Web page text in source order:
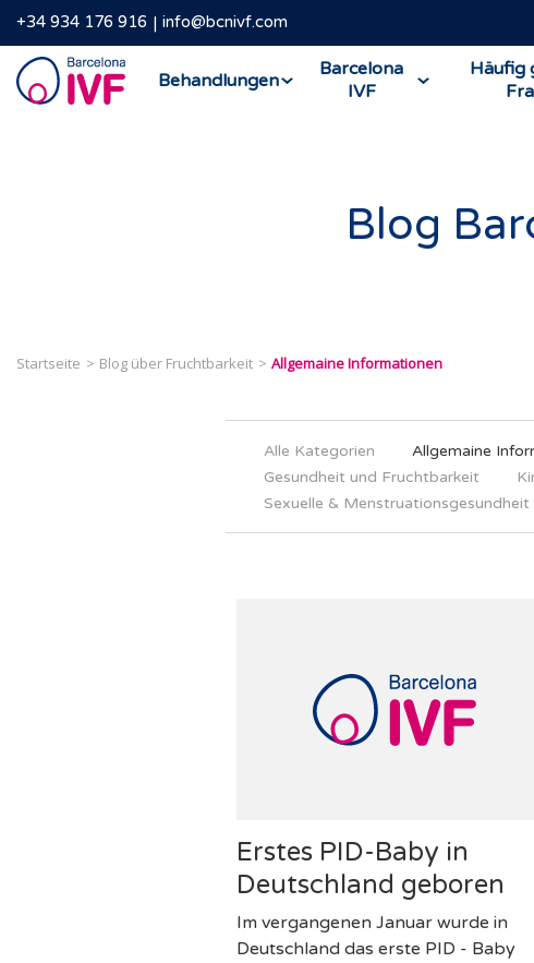
+34 934 176 916 info@bcnivf.com
Barcelona
IVF
Behandlungen
Barcelona
IVF
Häufig
Blog
Startseite Blog über Fruchtbarkeit Allgemaine Informationen
Alle Kategorien Allgemaine
Gesundheit und Fruchtbarkeit
Sexuelle & Menstruationsgesundheit
Erstes PID-Baby in
Deutschland geboren
Im vergangenen Januar wurde in
Deutschland das erste PID - Baby